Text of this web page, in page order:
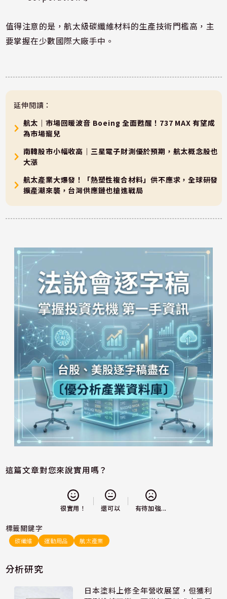
值得注意的是，航太級碳纖維材料的生產技術門檻高，主
要掌握在少數國際大廠手中。
延伸閱讀：
航太｜市場回暖波音 Boeing 全面甦醒！737 MAX 有望成
為市場寵兒
南韓股市小幅收高｜三星電子財測優於預期，航太概念股也
大漲
航太產業大爆發！「熱塑性複合材料」供不應求，全球研發
擴產潮來襲，台灣供應鏈也搶進戰局
這篇文章對您來說實用嗎？
很實用！ 還可以 有待加強...
標籤關鍵字
碳纖維 運動用品 航太產業
分析研究
日本塗料上修全年營收展望，但獲利